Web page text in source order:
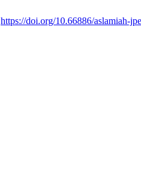
https://doi.org/10.66886/aslamiah-